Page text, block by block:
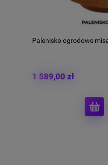
Palenisko ogrodowe
1 589,00 zł